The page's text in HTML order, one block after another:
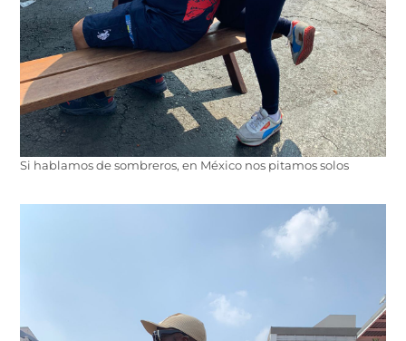
Si hablamos de sombreros, en México nos pitamos solos